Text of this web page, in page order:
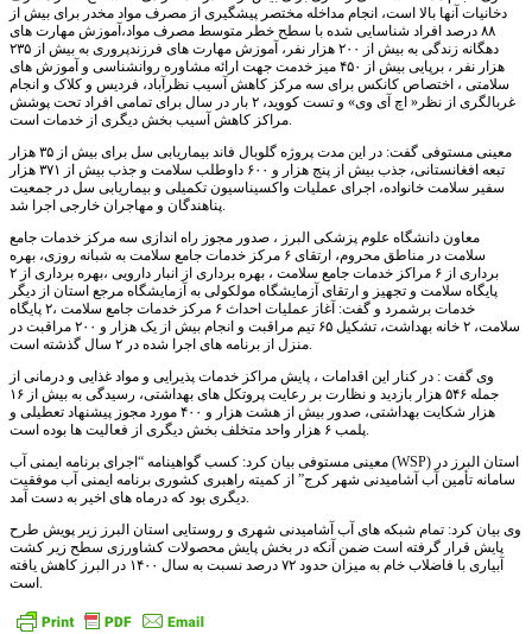
دخانیات آنها بالا است، انجام مداخله مختصر پیشگیری از مصرف مواد مخدر برای بیش از
۸۸ درصد افراد شناسایی شده با سطح خطر متوسط مصرف مواد،آموزش مهارت های
دهگانه زندگی به بیش از ۲۰۰ هزار نفر، آموزش مهارت های فرزندپروری به بیش از ۲۳۵
هزار نفر ، برپایی بیش از ۴۵۰ میز خدمت جهت ارائه مشاوره روانشناسی و آموزش های
سلامتی ، اختصاص کانکس برای سه مرکز کاهش آسیب نظرآباد، فردیس و کلاک و انجام
غربالگری از نظر« اچ آی وی» و تست کووید، ۲ بار در سال برای تمامی افراد تحت پوشش
مراکز کاهش آسیب بخش دیگری از خدمات است.
معینی مستوفی گفت: در این مدت پروژه گلوبال فاند بیماریابی سل برای بیش از ۳۵ هزار
تبعه افغانستانی، جذب بیش از پنج هزار و ۶۰۰ داوطلب سلامت و جذب بیش از ۳۷۱ هزار
سفیر سلامت خانواده، اجرای عملیات واکسیناسیون تکمیلی و بیماریابی سل در جمعیت
پناهندگان و مهاجران خارجی اجرا شد.
معاون دانشگاه علوم پزشکی البرز ، صدور مجوز راه اندازی سه مرکز خدمات جامع
سلامت در مناطق محروم، ارتقای ۶ مرکز خدمات جامع سلامت به شبانه روزی، بهره
برداری از ۶ مراکز خدمات جامع سلامت ، بهره برداری از انبار دارویی ،بهره برداری از ۲
پایگاه سلامت و تجهیز و ارتقای آزمایشگاه مولکولی به آزمایشگاه مرجع استان از دیگر
خدمات برشمرد و گفت: آغاز عملیات احداث ۶ مرکز خدمات جامع سلامت ،۲ پایگاه
سلامت، ۲ خانه بهداشت، تشکیل ۶۵ تیم مراقبت و انجام بیش از یک هزار و ۲۰۰ مراقبت در
منزل از برنامه های اجرا شده در ۲ سال گذشته است.
وی گفت : در کنار این اقدامات ، پایش مراکز خدمات پذیرایی و مواد غذایی و درمانی از
جمله ۵۴۶ هزار بازدید و نظارت بر رعایت پروتکل های بهداشتی، رسیدگی به بیش از ۱۶
هزار شکایت بهداشتی، صدور بیش از هشت هزار و ۴۰۰ مورد مجوز پیشنهاد تعطیلی و
پلمب ۶ هزار واحد متخلف بخش دیگری از فعالیت ها بوده است.
معینی مستوفی بیان کرد: کسب گواهینامه “اجرای برنامه ایمنی آب (WSP) استان البرز در
سامانه تأمین آب آشامیدنی شهر کرج” از کمیته راهبری کشوری برنامه ایمنی آب موفقیت
دیگری بود که درماه های اخیر به دست آمد.
وی بیان کرد: تمام شبکه های آب آشامیدنی شهری و روستایی استان البرز زیر پویش طرح
پایش قرار گرفته است ضمن آنکه در بخش پایش محصولات کشاورزی سطح زیر کشت
آبیاری با فاضلاب خام به میزان حدود ۷۲ درصد نسبت به سال ۱۴۰۰ در البرز کاهش یافته
است.